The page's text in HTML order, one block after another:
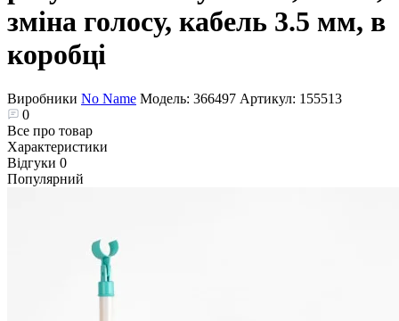
зміна голосу, кабель 3.5 мм, в
коробці
Виробники No Name Модель: 366497 Артикул: 155513
0
Все про товар
Характеристики
Відгуки 0
Популярний